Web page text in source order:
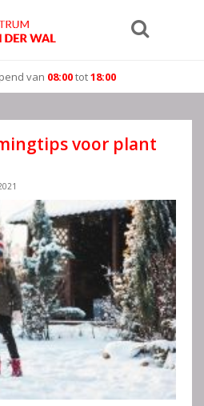
van 08:00tot18:00
voor plant